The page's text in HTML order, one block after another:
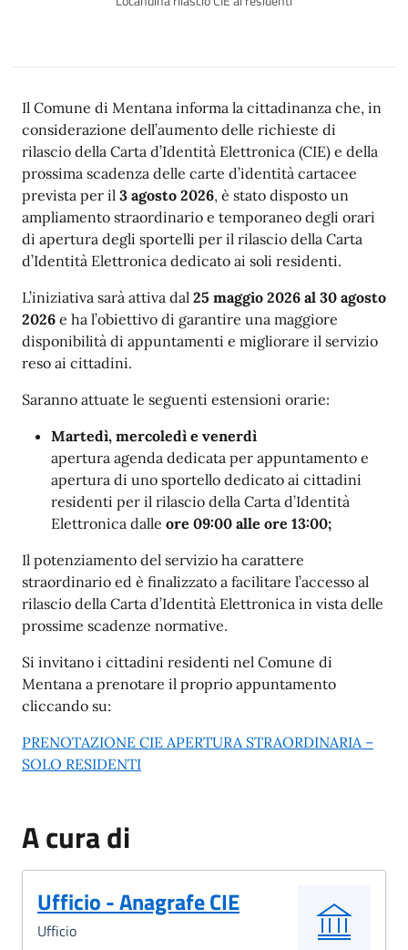
Il Comune di Mentana informa la cittadinanza che, in
considerazione dell’aumento delle richieste di
rilascio della Carta d’Identità Elettronica (CIE) e della
prossima scadenza delle carte d’identità cartacee
prevista per il 3 agosto 2026, è stato disposto un
ampliamento straordinario e temporaneo degli orari
di apertura degli sportelli per il rilascio della Carta
d’Identità Elettronica dedicato ai soli residenti.
L’iniziativa sarà attiva dal 25 maggio 2026 al 30 agosto
2026 e ha l’obiettivo di garantire una maggiore
disponibilità di appuntamenti e migliorare il servizio
reso ai cittadini.
Saranno attuate le seguenti estensioni orarie:
Martedì, mercoledì e venerdì
apertura agenda dedicata per appuntamento e
apertura di uno sportello dedicato ai cittadini
residenti per il rilascio della Carta d’Identità
Elettronica dalle ore 09:00 alle ore 13:00;
Il potenziamento del servizio ha carattere
straordinario ed è finalizzato a facilitare l’accesso al
rilascio della Carta d’Identità Elettronica in vista delle
prossime scadenze normative.
Si invitano i cittadini residenti nel Comune di
Mentana a prenotare il proprio appuntamento
cliccando su:
PRENOTAZIONE CIE APERTURA STRAORDINARIA –
SOLO RESIDENTI
A cura di
Ufficio - Anagrafe CIE
Ufficio